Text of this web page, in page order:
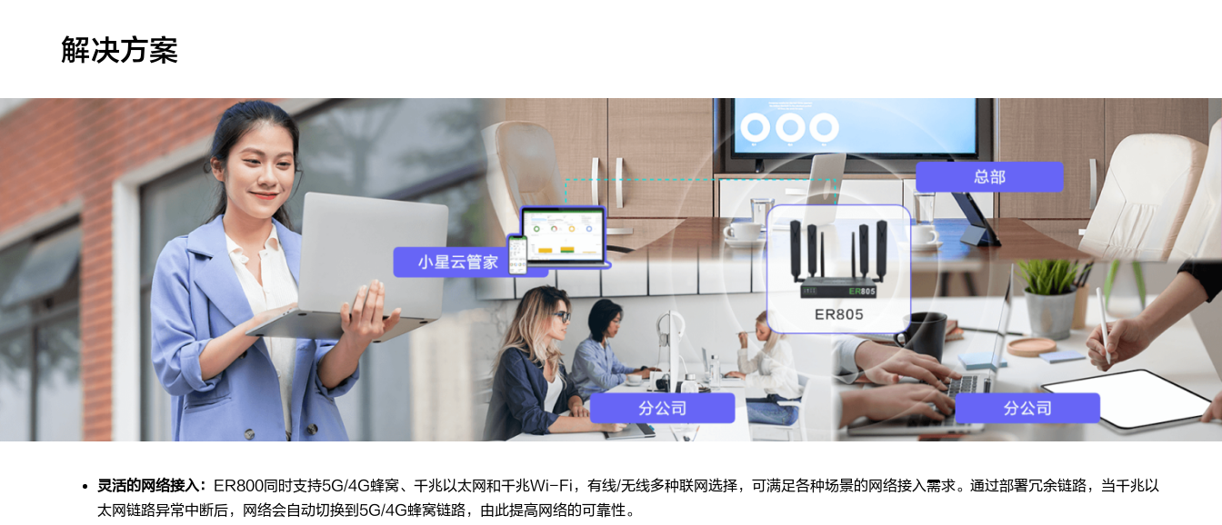
解决方案
灵活的网络接入： ER800同时支持5G/4G蜂窝、千兆以太网和千兆Wi-Fi，有线/无线多种联网选择，可满足各种场景的网络接入需求。通过部署冗余链路，当千兆以
太网链路异常中断后，网络会自动切换到5G/4G蜂窝链路，由此提高网络的可靠性。